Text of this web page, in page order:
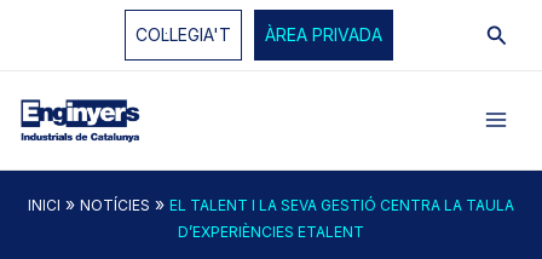
COL·LEGIA'T ÀREA PRIVADA
INICI » NOTÍCIES » EL TALENT I LA SEVA GESTIÓ CENTRA LA TAULA
D’EXPERIÈNCIES ETALENT